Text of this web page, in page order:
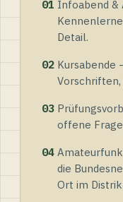
01 Infoabend &
Detail.
02 Kursabende
03
offene
04
die
Ort im